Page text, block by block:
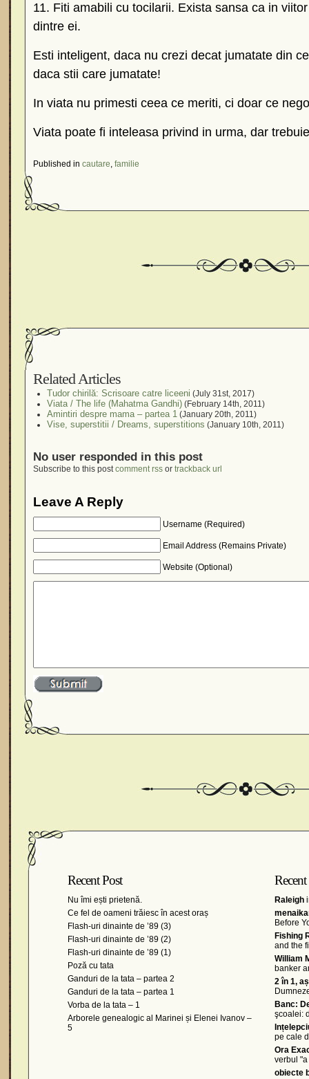
11. Fiti amabili cu tocilarii. Exista sansa ca in
dintre ei.
Esti inteligent, daca nu crezi decat jumatate din
daca stii care jumatate!
In viata nu primesti ceea ce meriti, ci doar ce
Viata poate fi inteleasa privind in urma, dar
Published in cautare, familie
Related Articles
Tudor chirilă: Scrisoare catre liceeni (July 31st, 2017)
Viata / The life (Mahatma Gandhi) (February 14th, 2011)
Amintiri despre mama – partea 1 (January 20th, 2011)
Vise, superstitii / Dreams, superstitions (January 10th, 2011)
No user responded in this post
Subscribe to this postcomment rss or trackback url
Leave A Reply
Username (Required)
Email Address (Remains Private)
Website (Optional)
Recent Post
Nu îmi ești prietenă.
Ce fel de oameni trăiesc în acest oraș
Flash-uri dinainte de ’89 (3)
Flash-uri dinainte de ’89 (2)
Flash-uri dinainte de ’89 (1)
Poză cu tata
Ganduri de la tata – partea 2
Ganduri de la tata – partea 1
Vorba de la tata – 1
Arborele genealogic al Marinei și Elenei Ivanov –
5
Raleigh
Before
Fishing
and the
William
banker
2 în 1,
Banc:
şcoalei:
pe cale
Ora
verbul "a
obiecte